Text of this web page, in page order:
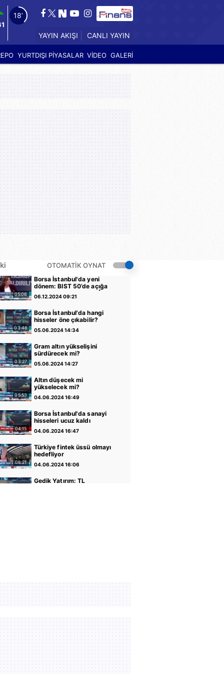
17’
YAYIN AKIŞI CANLI YAYIN
YURTDIŞI PİYASALAR VİDEO GALERİ
OTOMATİK OYNAT
05:06
Borsa İstanbul'da yeni
dönem: BIST 50’de açığa
satış yasağı kaldırıldı |
Video
06.12.2024 09:21
03:48
Borsa İstanbul'da hangi
hisseler öne çıkabilir?
05.06.2024 14:34
03:27
Gram altın yükselişini
sürdürecek mi?
05.06.2024 14:27
05:53
Altın düşecek mi
yükselecek mi?
04.06.2024 16:49
04:15
Borsa İstanbul'da sanayi
hisseleri ucuz kaldı
04.06.2024 16:47
08:21
Türkiye fintek üssü olmayı
hedefliyor
04.06.2024 16:06
Gedik Yatırım: TL
02:22
Türk Eurobondları iyi bir
alternatif
30.04.2024 16:45
01:12
2400 seviyesi önemli
30.04.2024 17:02
35:30
TCMB Başkanı Fatih
Karahan: Parasal sıkılığı
koruyacağız
08.02.2024 11:36